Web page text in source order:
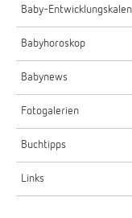
Baby-
Babyhoroskop
Babynews
Fotogalerien
Buchtipps
Links